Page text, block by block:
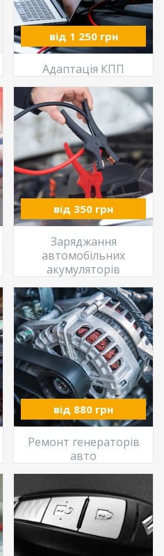
від 1 250 грн
Адаптація КПП
від 350 грн
Заряджання
автомобільних
акумуляторів
від 880 грн
Ремонт генераторів
авто